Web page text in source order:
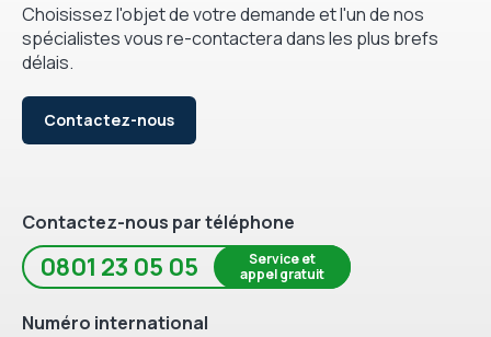
Choisissez l'objet de votre demande et l'un de nos
spécialistes vous re-contactera dans les plus brefs
délais.
Contactez-nous
Contactez-nous par téléphone
0801 23 05 05
Service et
appel gratuit
Numéro international